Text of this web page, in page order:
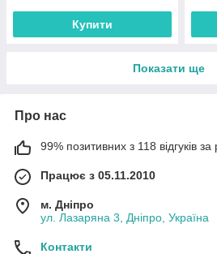
Купити
Показати ще
Про нас
99% позитивних з 118 відгуків за
Працює з 05.11.2010
м. Дніпро
ул. Лазаряна 3, Дніпро, Україна
Контакти